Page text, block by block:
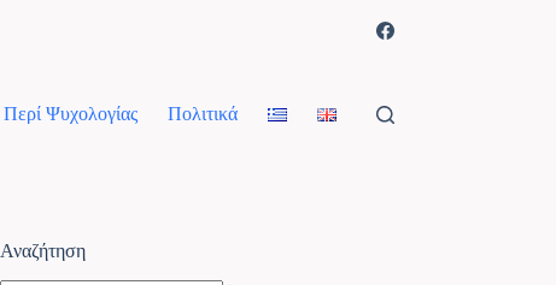
Περί Ψυχολογίας Πολιτικά
Αναζήτηση